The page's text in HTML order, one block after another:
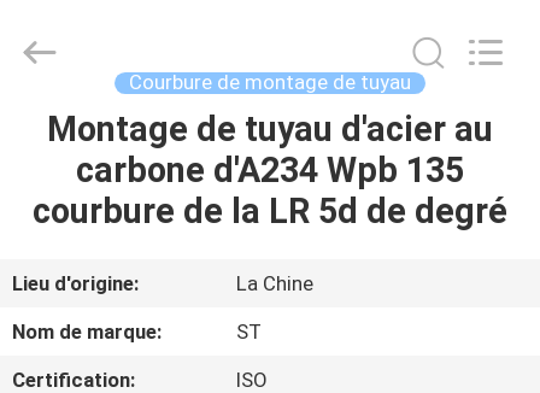
APERÇU
PRODUITS
VIDÉOS
Fittings
Group
Courbure de montage de tuyau
Montage de tuyau d'acier au
carbone d'A234 Wpb 135
courbure de la LR 5d de degré
Lieu d'origine:
La Chine
Nom de marque:
ST
Certification:
ISO